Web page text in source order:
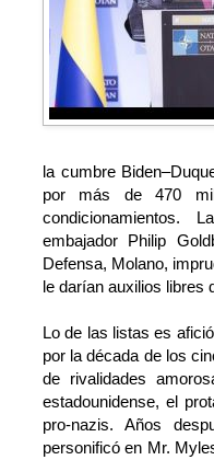
la cumbre
por más de 470
condicionamientos.
embajador Philip
Defensa, Molano,
le darían auxilios libres
Lo de las listas es
por la década de los
de rivalidades
estadounidense, el
pro-nazis. Años
personificó en Mr.